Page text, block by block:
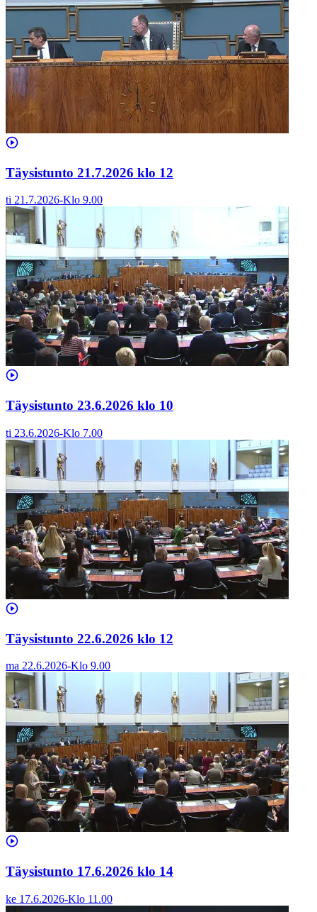
Täysistunto 21.7.2026 klo 12
ti 21.7.2026-Klo 9.00
Täysistunto 23.6.2026 klo 10
ti 23.6.2026-Klo 7.00
Täysistunto 22.6.2026 klo 12
ma 22.6.2026-Klo 9.00
Täysistunto 17.6.2026 klo 14
ke 17.6.2026-Klo 11.00